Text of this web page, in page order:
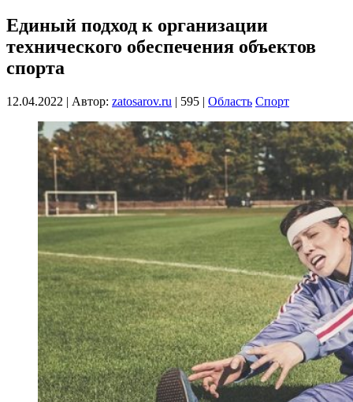
Единый подход к организации
технического обеспечения объектов
спорта
12.04.2022 | Автор: zatosarov.ru | 595 | Область Спорт